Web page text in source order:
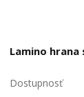
Lamino hrana
Dostupnosť